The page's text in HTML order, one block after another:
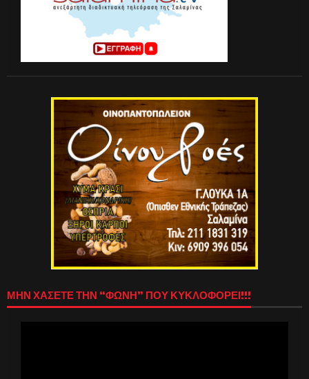
ΜΗΝ ΧΑΣΕΤΕ ΤΗΝ “ΦΩΝΗ” ΠΟΥ ΚΥΚΛΟΦΟΡΕΙ!!!